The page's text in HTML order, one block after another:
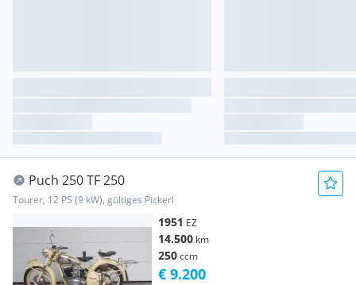
Puch 250 TF 250
Tourer, 12 PS (9 kW), gültiges Pickerl
1951 EZ
14.500 km
250ccm
€ 9.200